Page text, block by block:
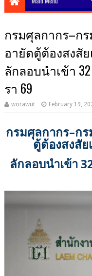
กรมศุลกากร–ก
อายัดตู้ต้องสงสั
ลักลอบนำเข้า
รา 69
worawut February 19,
กรมศุลกากร–ก
ตู้ต้องสงสัย
ลักลอบนำเข้า